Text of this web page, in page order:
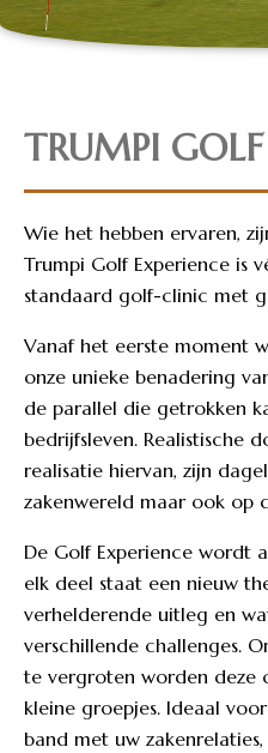
TRUMPI GOLF
Wie het hebben ervaren,
Trumpi Golf Experience is
standaard golf-clinic met
Vanaf het eerste moment
onze unieke benadering
de parallel die getrokken
bedrijfsleven. Realistische
realisatie hiervan, zijn
zakenwereld maar ook op
De Golf Experience wordt
elk deel staat een nieuw
verhelderende uitleg en
verschillende challenges.
te vergroten worden deze
kleine groepjes. Ideaal
band met uw